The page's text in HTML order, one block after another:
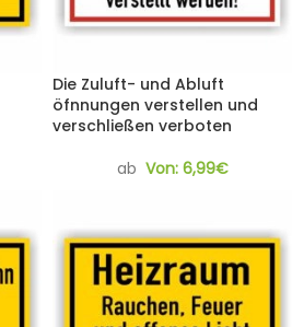
Die Zuluft- und Abluft
öfnnungen verstellen und
verschließen verboten
ab Von: 6,99€